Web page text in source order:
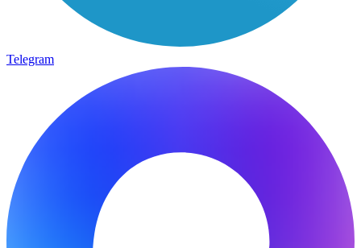
Telegram